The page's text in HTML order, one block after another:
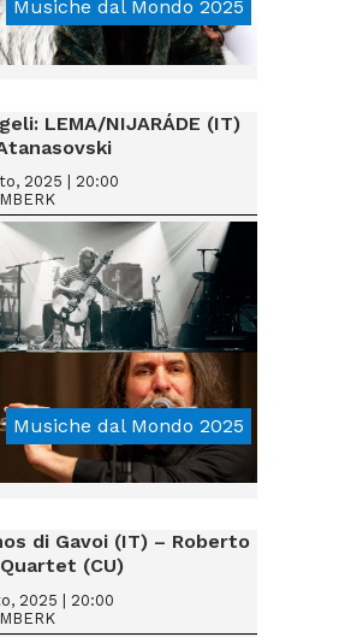
Musiche dal Mondo 2025
LEMA/NIJARÁDE (IT)
(SI, HR, RS)
Musiche dal Mondo 2025
2025 | 20:00
di Gavoi (IT) – Roberto
(CU)
2025 | 20:00